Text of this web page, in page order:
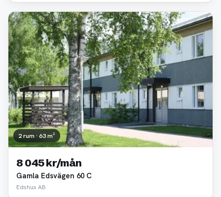
2 rum · 63 m²
8 045 kr/mån
Gamla Edsvägen 60 C
Edshus AB